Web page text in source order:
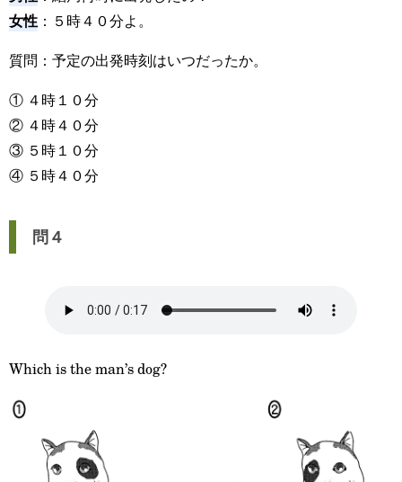
女性 ：５時４０分よ。
質問：予定の出発時刻はいつだったか。
① ４時１０分
② ４時４０分
③ ５時１０分
④ ５時４０分
問４
Which is the man’s dog?